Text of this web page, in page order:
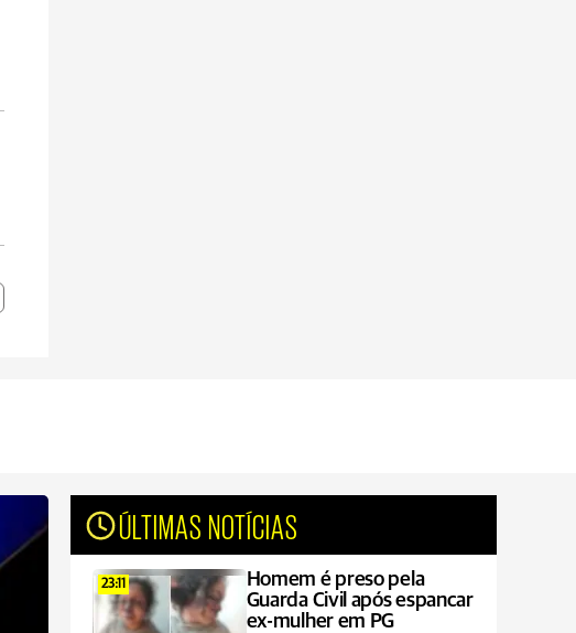
ÚLTIMAS NOTÍCIAS
23:11
Homem é preso pela
Guarda Civil após espancar
ex-mulher em PG